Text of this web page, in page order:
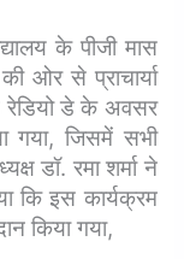
के पीजी मास
ओर से प्राचार्या
रेडियो डे के अवसर
गया, जिसमें सभी
डॉ. रमा शर्मा ने
कि इस कार्यक्रम
किया गया,